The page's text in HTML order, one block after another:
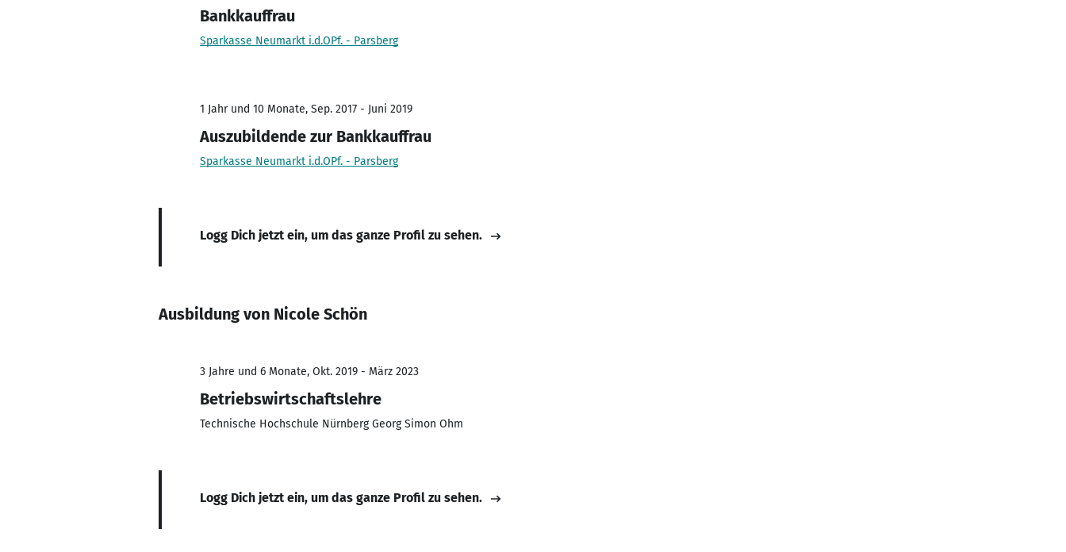
Bankkauffrau
Sparkasse Neumarkt i.d.OPf. - Parsberg
1 Jahr und 10 Monate, Sep. 2017 - Juni 2019
Auszubildende zur Bankkauffrau
Sparkasse Neumarkt i.d.OPf. - Parsberg
Logg Dich jetzt ein, um das ganze Profil zu sehen.
Ausbildung von Nicole Schön
3 Jahre und 6 Monate, Okt. 2019 - März 2023
Betriebswirtschaftslehre
Technische Hochschule Nürnberg Georg Simon Ohm
Logg Dich jetzt ein, um das ganze Profil zu sehen.